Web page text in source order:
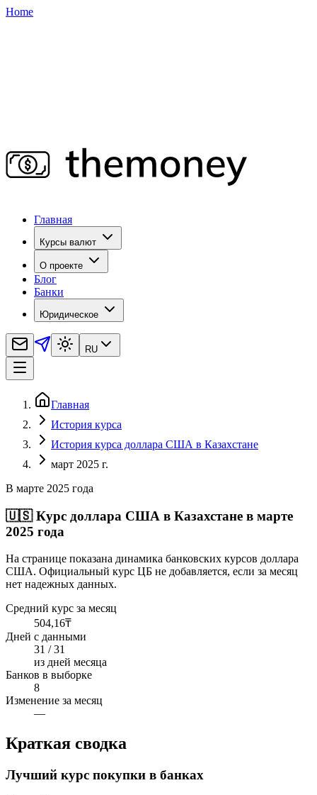
Home
Главная
Курсы валют
О проекте
Блог
Банки
Юридическое
RU
Главная
История курса
История курса доллара США в Казахстане
март 2025 г.
В марте 2025 года
🇺🇸 Курс доллара США в Казахстане в марте
2025 года
На странице показана динамика банковских курсов доллара
США. Официальный курс ЦБ не добавляется, если за месяц
нет надежных данных.
Средний курс за месяц
504,16₸
Дней с данными
31 / 31
из дней месяца
Банков в выборке
8
Изменение за месяц
—
Краткая сводка
Лучший курс покупки в банках